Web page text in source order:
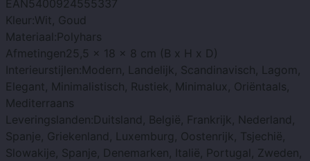
EAN 5400924555337
Kleur:Wit, Goud
Materiaal:Polyhars
Afmetingen25,5 x 18 x 8 cm (B x H x D)
Interieurstijlen:Modern, Landelijk, Scandinavisch, Lagom,
Elegant, Minimalistisch, Rustiek, Minimalux, Oriëntaals,
Mediterraans
Leveringslanden:Duitsland, België, Frankrijk, Nederland,
Spanje, Griekenland, Luxemburg, Oostenrijk, Tsjechië,
Slowakije, Spanje, Denemarken, Italië, Portugal, Zweden,